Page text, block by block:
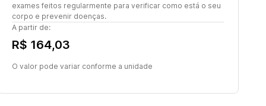
exames feitos regularmente para verificar como está o seu
corpo e prevenir doenças.
A partir de:
R$ 164,03
O valor pode variar conforme a unidade